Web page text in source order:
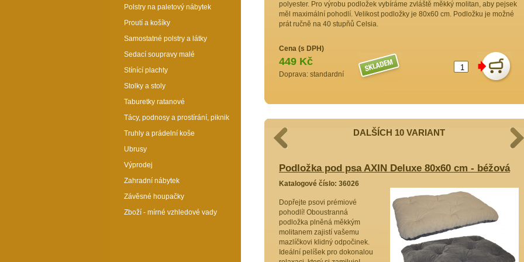
polyester. Pro výrobu podložek vybíráme zvláště měkký molitan, aby pejsek
měl maximální pohodlí. Velikost podložky je 80x60 cm. Podložku je možné
prát ručně na 40 stupňů Celsia.
Cena (s DPH)
449 Kč
Doprava: standardní
DALŠÍCH 10 VARIANT
Podložka pod psa AXIN Deluxe 80x60 cm - vínová Podložka pod psa AXIN Deluxe 80x60 cm - béžová
Katalogové číslo: 36026
Dopřejte psovi prémiové
pohodlí! Oboustranná
podložka plněná měkkým
molitanem zajistí vašemu
mazlíčkovi klidný odpočinek.
Ideální pelíšek pro dokonalou
Polstry na paletový nábytek
Proutí a košíky
Samostatné polstry a látky
Sedací soupravy malé
Stínící plachty
Stolky a stoly
Taburetky ratanové
Tácy, podnosy a prostírání, piknik
Truhly a prádelní koše
Ubrusy
Výprodej
Zahradní nábytek
Závěsné houpačky
Zboží - mírné vzhledové vady